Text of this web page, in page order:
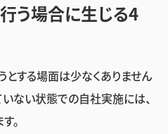
う場合に生じる4
する場面は少なくありません
ない状態での自社実施には、
。